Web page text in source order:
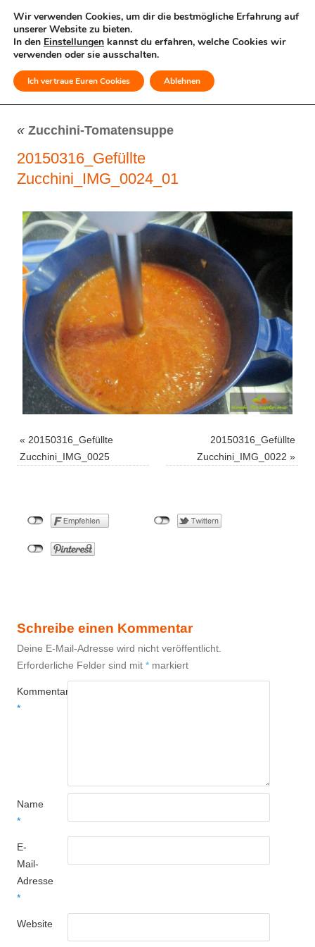
MENÜ
« Zucchini-Tomatensuppe
20150316_Gefüllte
Zucchini_IMG_0024_01
« 20150316_Gefüllte
Zucchini_IMG_0025
20150316_Gefüllte
Zucchini_IMG_0022 »
Schreibe einen Kommentar
Deine E-Mail-Adresse wird nicht veröffentlicht.
Erforderliche Felder sind mit * markiert
Kommentar
*
Name
*
E-
Mail-
Adresse
*
Website
Wir verwenden Cookies, um dir die bestmögliche Erfahrung auf
unserer Website zu bieten.
In den Einstellungen kannst du erfahren, welche Cookies wir
verwenden oder sie ausschalten.
Ich vertraue Euren Cookies Ablehnen